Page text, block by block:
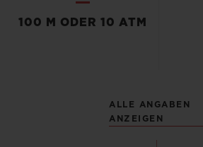
100 M ODER 10 ATM
ALLE ANGABEN
ANZEIGEN